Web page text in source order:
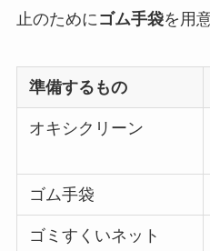
止のために ゴム手袋を用
準備するもの
オキシクリーン
ゴム手袋
ゴミすくいネット